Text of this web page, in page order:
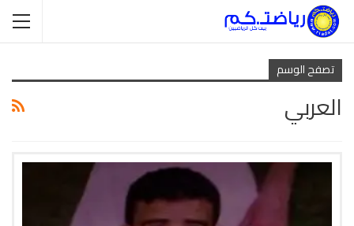
تصفح الوسم
العربي